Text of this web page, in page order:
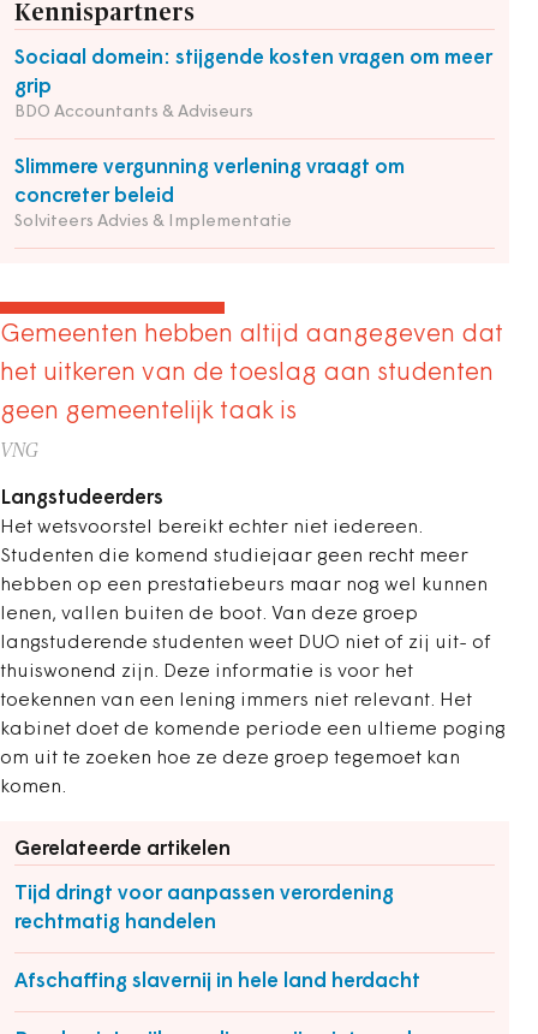
Kennispartners
Sociaal domein: stijgende kosten vragen om meer
grip
BDO Accountants & Adviseurs
Slimmere vergunning verlening vraagt om
concreter beleid
Solviteers Advies & Implementatie
Gemeenten hebben altijd aangegeven dat
het uitkeren van de toeslag aan studenten
geen gemeentelijk taak is
VNG
Langstudeerders
Het wetsvoorstel bereikt echter niet iedereen.
Studenten die komend studiejaar geen recht meer
hebben op een prestatiebeurs maar nog wel kunnen
lenen, vallen buiten de boot. Van deze groep
langstuderende studenten weet DUO niet of zij uit- of
thuiswonend zijn. Deze informatie is voor het
toekennen van een lening immers niet relevant. Het
kabinet doet de komende periode een ultieme poging
om uit te zoeken hoe ze deze groep tegemoet kan
komen.
Gerelateerde artikelen
Tijd dringt voor aanpassen verordening
rechtmatig handelen
Afschaffing slavernij in hele land herdacht